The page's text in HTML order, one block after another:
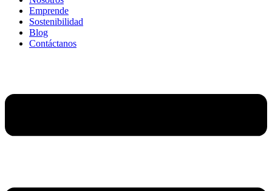
Emprende
Sostenibilidad
Blog
Contáctanos